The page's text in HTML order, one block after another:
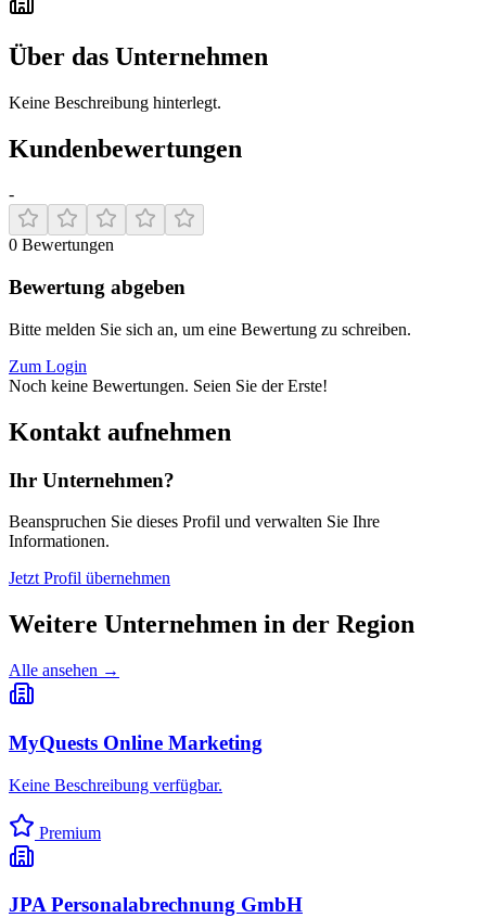
Über das Unternehmen
Keine Beschreibung hinterlegt.
Kundenbewertungen
-
0 Bewertungen
Bewertung abgeben
Bitte melden Sie sich an, um eine Bewertung zu schreiben.
Zum Login
Noch keine Bewertungen. Seien Sie der Erste!
Kontakt aufnehmen
Ihr Unternehmen?
Beanspruchen Sie dieses Profil und verwalten Sie Ihre
Informationen.
Jetzt Profil übernehmen
Weitere Unternehmen in der Region
Alle ansehen →
MyQuests Online Marketing
Keine Beschreibung verfügbar.
Premium
JPA Personalabrechnung GmbH